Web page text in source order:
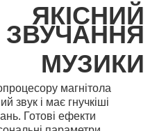
ЯКІСНИЙ
ЗВУЧАННЯ
МУЗИКИ
магнітола
звук і має гнучкіші
Готові ефекти